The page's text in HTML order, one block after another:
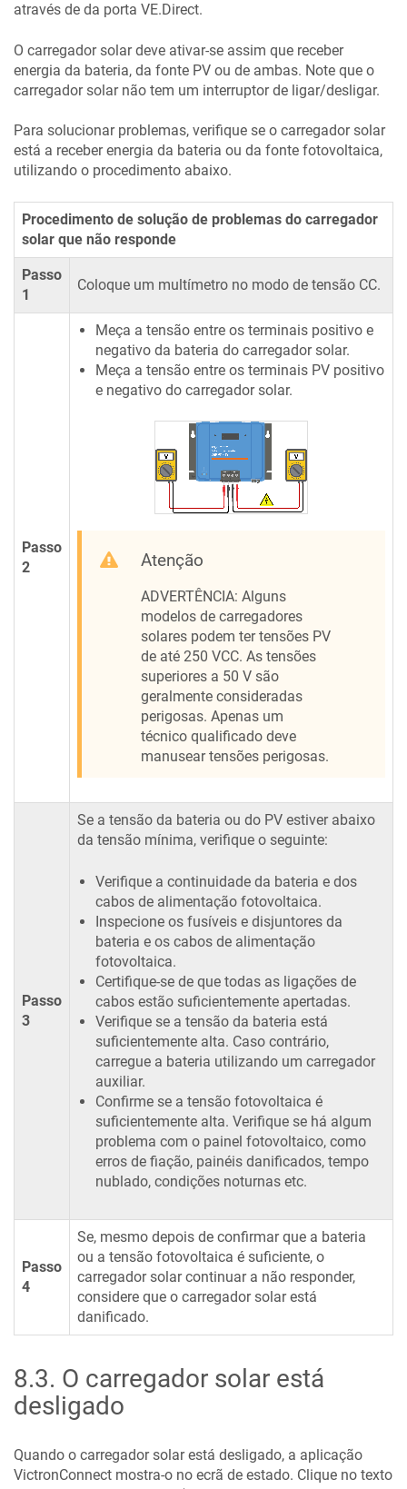
através de da porta VE.Direct.
O carregador solar deve ativar-se assim que receber
energia da bateria, da fonte PV ou de ambas. Note que o
carregador solar não tem um interruptor de ligar/desligar.
Para solucionar problemas, verifique se o carregador solar
está a receber energia da bateria ou da fonte fotovoltaica,
utilizando o procedimento abaixo.
Procedimento de solução de problemas do carregador
solar que não responde
Passo
1
Coloque um multímetro no modo de tensão CC.
Passo
2
Meça a tensão entre os terminais positivo e
negativo da bateria do carregador solar.
Meça a tensão entre os terminais PV positivo
e negativo do carregador solar.
Atenção
ADVERTÊNCIA: Alguns
modelos de carregadores
solares podem ter tensões PV
de até 250 VCC. As tensões
superiores a 50 V são
geralmente consideradas
perigosas. Apenas um
técnico qualificado deve
manusear tensões perigosas.
Passo
3
Se a tensão da bateria ou do PV estiver abaixo
da tensão mínima, verifique o seguinte:
Verifique a continuidade da bateria e dos
cabos de alimentação fotovoltaica.
Inspecione os fusíveis e disjuntores da
bateria e os cabos de alimentação
fotovoltaica.
Certifique-se de que todas as ligações de
cabos estão suficientemente apertadas.
Verifique se a tensão da bateria está
suficientemente alta. Caso contrário,
carregue a bateria utilizando um carregador
auxiliar.
Confirme se a tensão fotovoltaica é
suficientemente alta. Verifique se há algum
problema com o painel fotovoltaico, como
erros de fiação, painéis danificados, tempo
nublado, condições noturnas etc.
Passo
4
Se, mesmo depois de confirmar que a bateria
ou a tensão fotovoltaica é suficiente, o
carregador solar continuar a não responder,
considere que o carregador solar está
danificado.
8.3. O carregador solar está
desligado
Quando o carregador solar está desligado, a aplicação
VictronConnect mostra-o no ecrã de estado. Clique no texto